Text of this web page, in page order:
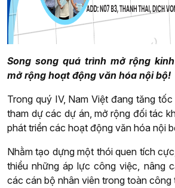
Song song quá trình mở rộng
mở rộng hoạt động văn hóa nội bộ!
Trong quý IV, Nam Việt đang tăng
tham dự các dự án, mở rộng đối tác
phát triển các hoạt động văn hóa nội
Nhằm tạo dựng một thói quen tích
thiểu những áp lực công việc, nâng
các cán bộ nhân viên trong toàn công